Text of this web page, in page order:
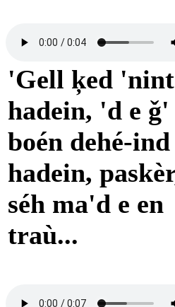
'Gell ķed 'nint
hadein, 'd e
boén dehé-
hadein,
séh ma'd e en
traù...